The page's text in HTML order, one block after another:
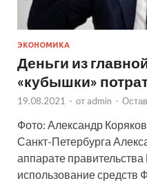
ЭКОНОМИКА
Деньги из
«кубышки»
19.08.2021 - от admin -
Фото: Александр
Санкт-Петербурга
аппарате правительства
использование средств